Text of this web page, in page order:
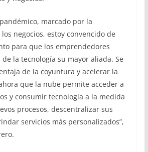
marcado por la
negocios, estoy convencido de
para que los emprendedores
la tecnología su mayor aliada. Se
de la coyuntura y acelerar la
que la nube permite acceder a
y consumir tecnología a la medida
procesos, descentralizar sus
servicios más personalizados”,